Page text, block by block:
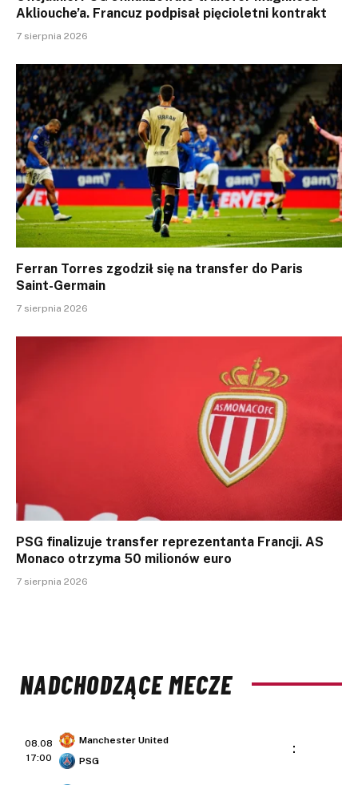
Akliouche’a. Francuz podpisał pięcioletni kontrakt
7 sierpnia 2026
Ferran Torres zgodził się na transfer do Paris
Saint-Germain
7 sierpnia 2026
PSG finalizuje transfer reprezentanta Francji. AS
Monaco otrzyma 50 milionów euro
7 sierpnia 2026
NADCHODZĄCE MECZE
08.08
17:00
Manchester United
PSG
: